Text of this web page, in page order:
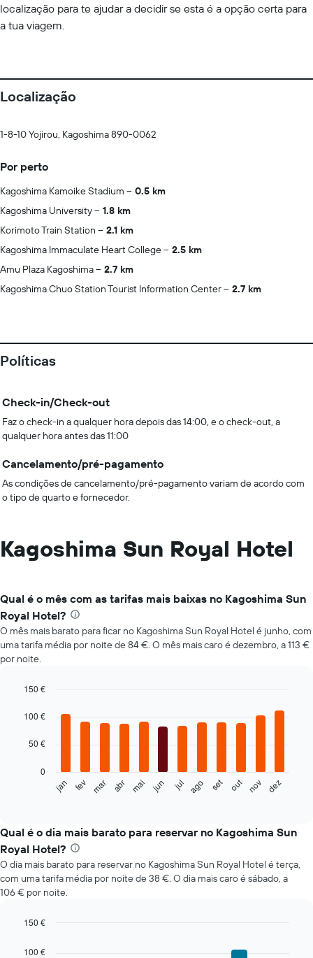
localização para te ajudar a decidir se esta é a opção certa para
a tua viagem.
Localização
1-8-10 Yojirou, Kagoshima 890-0062
Por perto
Kagoshima Kamoike Stadium
0.5 km
Kagoshima University
1.8 km
Korimoto Train Station
2.1 km
Kagoshima Immaculate Heart College
2.5 km
Amu Plaza Kagoshima
2.7 km
Kagoshima Chuo Station Tourist Information Center
2.7 km
Políticas
Check-in/Check-out
Faz o check-in a qualquer hora depois das 14:00, e o check-out, a
qualquer hora antes das 11:00
Cancelamento/pré-pagamento
As condições de cancelamento/pré-pagamento variam de acordo com
o tipo de quarto e fornecedor.
Kagoshima Sun Royal Hotel
Qual é o mês com as tarifas mais baixas no Kagoshima Sun
Royal Hotel?
O mês mais barato para ficar no Kagoshima Sun Royal Hotel é junho, com
uma tarifa média por noite de 84 €. O mês mais caro é dezembro, a 113 €
por noite.
chart
bars.
o
preço
médio
de
um
quarto
cada
O
graphic.
jan fev mar abr mai jun jul ago set out nov dez
0
50 €
100 €
150 €
Qual é o dia mais barato para reservar no Kagoshima Sun
Royal Hotel?
O dia mais barato para reservar no Kagoshima Sun Royal Hotel é terça,
com uma tarifa média por noite de 38 €. O dia mais caro é sábado, a
106 € por noite.
chart
graphic.
100 €
150 €